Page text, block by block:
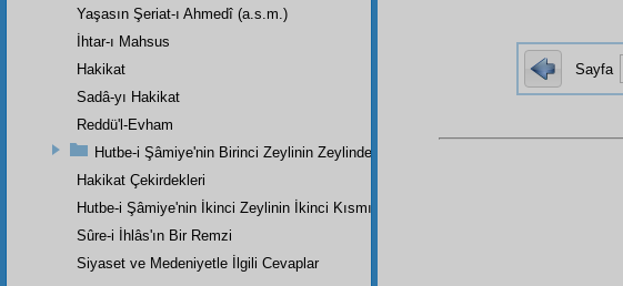
Sayfa
Yaşasın Şeriat-ı Ahmedî (a.s.m.)
İhtar-ı Mahsus
Hakikat
Sadâ-yı Hakikat
Reddü'l-Evham
Hutbe-i Şâmiye'nin Birinci Zeylinin Zeylinden Son Parçadır
Hakikat Çekirdekleri
Hutbe-i Şâmiye'nin İkinci Zeylinin İkinci Kısmı
Sûre-i İhlâs'ın Bir Remzi
Siyaset ve Medeniyetle İlgili Cevaplar